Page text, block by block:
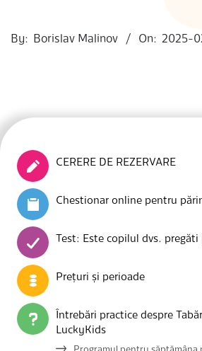
02-
By: Borislav Malinov On: 2025-
CERERE DE REZERVARE
Chestionar online pentru
Test: Este copilul dvs.
Prețuri și perioade
Întrebări practice despre
LuckyKids